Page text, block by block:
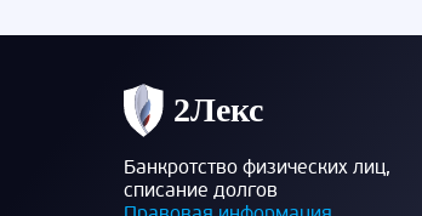
Банкротство физических лиц,
списание долгов